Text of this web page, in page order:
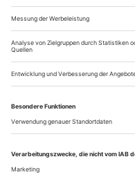
und Rachmaninows «Aleko»
Für Tschaikowskys
Villazón und Anna
wieder einmal als
Tenor im Februar
Stimmbandprobleme
der glanzvollen
geworden. Denn Anna